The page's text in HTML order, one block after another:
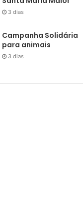
3 dias
Campanha Solidária
para animais
3 dias